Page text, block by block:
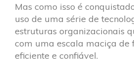
Mas como isso é
uso de uma série de
estruturas organizacionais
com uma escala maciça de
eficiente e confiável.